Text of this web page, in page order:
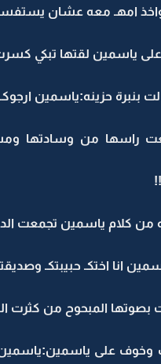
امهـ معه عشان
ياسمين لقتها تبكي
بنبرة حزينه:ياسمين
راسها من وسادتها
كلام ياسمين تجمعت
انا اختكـ حبيبتكـ
بصوتها المبحوح من كثرت
على ياسمين:ياسمين